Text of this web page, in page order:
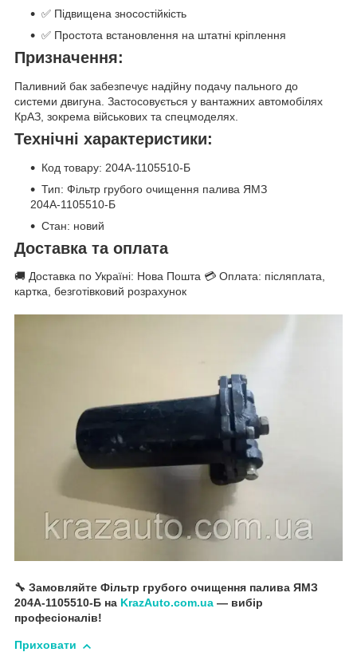
✅ Підвищена зносостійкість
✅ Простота встановлення на штатні кріплення
Призначення:
Паливний бак забезпечує надійну подачу пального до
системи двигуна. Застосовується у вантажних автомобілях
КрАЗ, зокрема військових та спецмоделях.
Технічні характеристики:
Код товару: 204А-1105510-Б
Тип: Фільтр грубого очищення палива ЯМЗ
204А-1105510-Б
Стан: новий
Доставка та оплата
🚚 Доставка по Україні: Нова Пошта 💳 Оплата: післяплата,
картка, безготівковий розрахунок
🔧 Замовляйте Фільтр грубого очищення палива ЯМЗ
204А-1105510-Б на KrazAuto.com.ua — вибір
професіоналів!
Приховати